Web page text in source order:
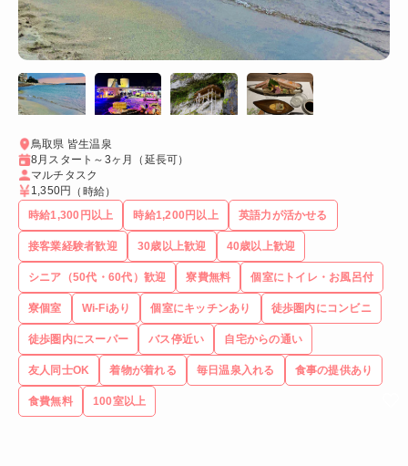
鳥取県 皆生温泉
8月スタート～3ヶ月（延長可）
マルチタスク
1,350円
（時給）
時給1,300円以上
時給1,200円以上 英語力が活かせる
接客業経験者歓迎 30歳以上歓迎 40歳以上歓迎
シニア（50代・60代）歓迎 寮費無料 個室にトイレ・お風呂付
寮個室 Wi-Fiあり 個室にキッチンあり 徒歩圏内にコンビニ
徒歩圏内にスーパー バス停近い 自宅からの通い
友人同士OK 着物が着れる 毎日温泉入れる 食事の提供あり
食費無料 100室以上